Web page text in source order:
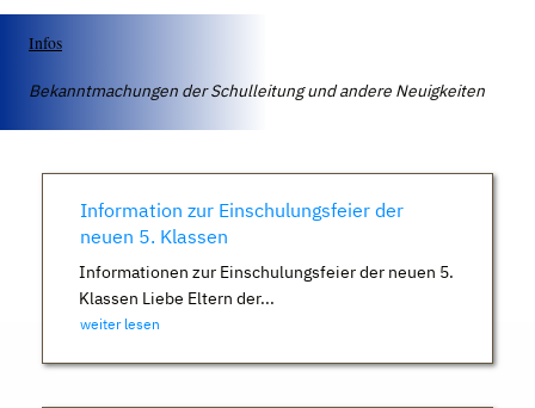
Infos
Bekanntmachungen der Schulleitung und andere Neuigkeiten
Information zur Einschulungsfeier der
neuen 5. Klassen
Informationen zur Einschulungsfeier der neuen 5.
Klassen Liebe Eltern der...
weiter lesen